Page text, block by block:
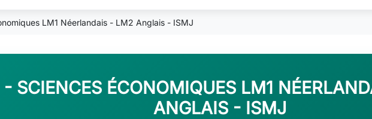
LM1 Néerlandais - LM2 Anglais - ISMJ
SCIENCES ÉCONOMIQUES LM1
ANGLAIS - ISMJ